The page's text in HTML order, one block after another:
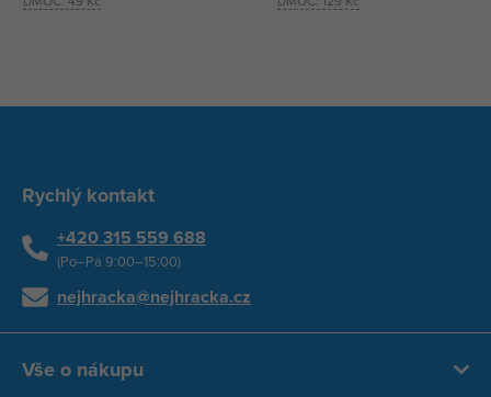
Rychlý kontakt
+420 315 559 688
(Po–Pá 9:00–15:00)
nejhracka@nejhracka.cz
Vše o nákupu